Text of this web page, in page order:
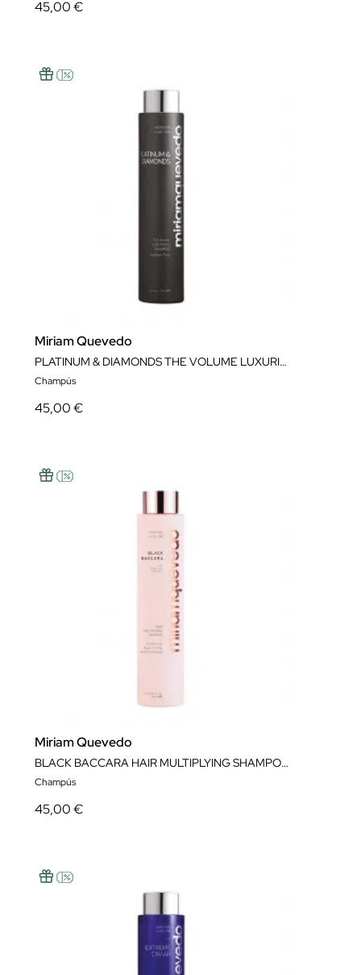
45,00 €
Miriam Quevedo
PLATINUM & DIAMONDS THE VOLUME LUXURIOUS SHAMPOO 250 ML
Champús
45,00 €
Miriam Quevedo
BLACK BACCARA HAIR MULTIPLYING SHAMPOO
Champús
45,00 €